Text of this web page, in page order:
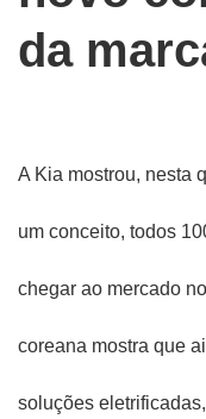
da
A Kia mostrou, nesta
um conceito, todos
chegar ao mercado
coreana mostra que
soluções